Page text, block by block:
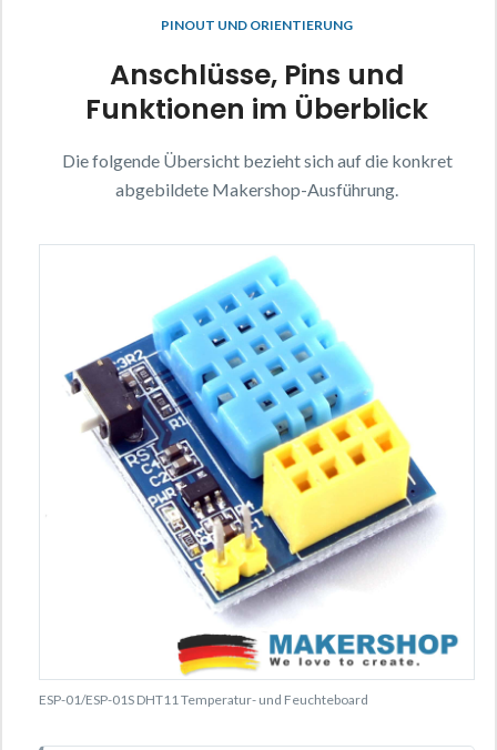
PINOUT UND ORIENTIERUNG
Anschlüsse, Pins und
Funktionen im Überblick
Die folgende Übersicht bezieht sich auf die konkret
abgebildete Makershop-Ausführung.
ESP-01/ESP-01S DHT11 Temperatur- und Feuchteboard